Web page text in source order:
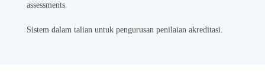
assessments.
Sistem dalam talian untuk pengurusan penilaian akreditasi.